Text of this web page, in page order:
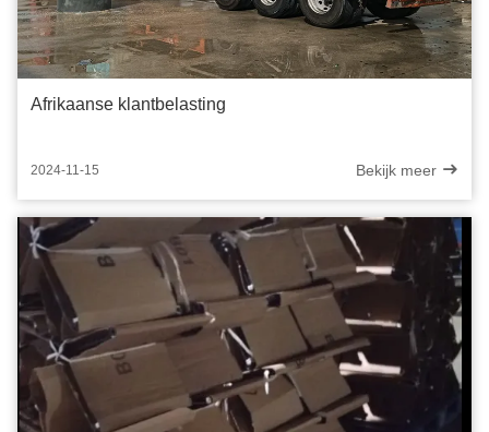
Afrikaanse klantbelasting
2024-11-15 Bekijk meer